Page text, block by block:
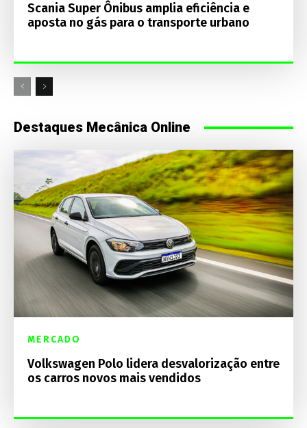
Scania Super Ônibus amplia eficiência e
aposta no gás para o transporte urbano
Destaques Mecânica Online
MERCADO
Volkswagen Polo lidera desvalorização entre
os carros novos mais vendidos